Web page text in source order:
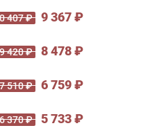
407 ₽ 9 367 ₽
420 ₽ 8 478 ₽
510 ₽ 6 759 ₽
370 ₽ 5 733 ₽